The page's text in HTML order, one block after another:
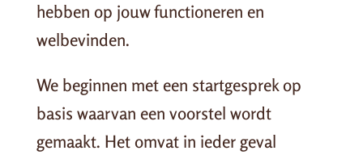
hebben op jouw functioneren en
welbevinden.
We beginnen met een startgesprek op
basis waarvan een voorstel wordt
gemaakt. Het omvat in ieder geval